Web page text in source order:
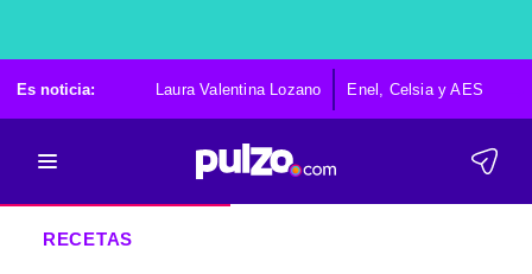
Es noticia: Laura Valentina Lozano Enel, Celsia y AES
RECETAS